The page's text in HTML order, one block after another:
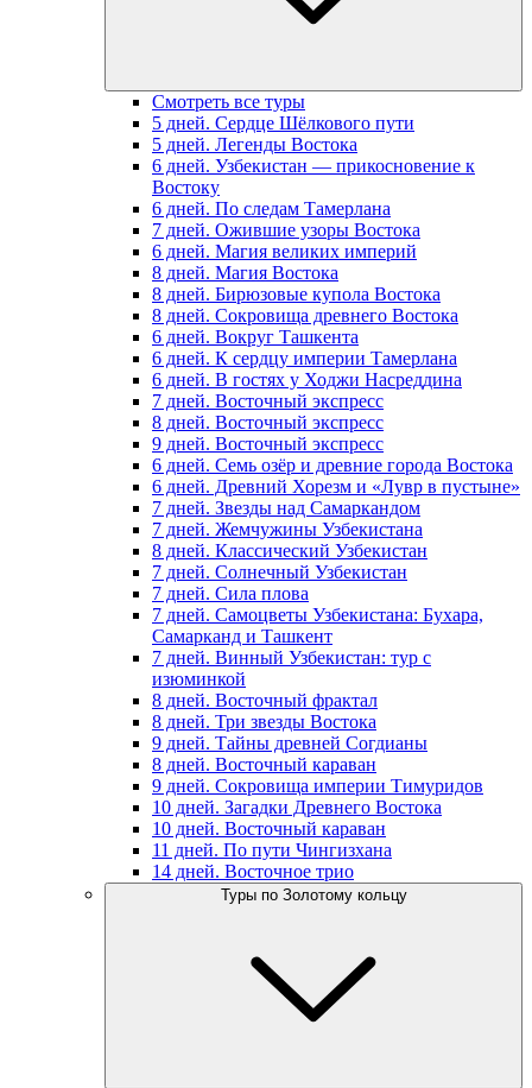
Смотреть все туры
5 дней. Сердце Шёлкового пути
5 дней. Легенды Востока
6 дней. Узбекистан — прикосновение к
Востоку
6 дней. По следам Тамерлана
7 дней. Ожившие узоры Востока
6 дней. Магия великих империй
8 дней. Магия Востока
8 дней. Бирюзовые купола Востока
8 дней. Сокровища древнего Востока
6 дней. Вокруг Ташкента
6 дней. К сердцу империи Тамерлана
6 дней. В гостях у Ходжи Насреддина
7 дней. Восточный экспресс
8 дней. Восточный экспресс
9 дней. Восточный экспресс
6 дней. Семь озёр и древние города Востока
6 дней. Древний Хорезм и «Лувр в пустыне»
7 дней. Звезды над Самаркандом
7 дней. Жемчужины Узбекистана
8 дней. Классический Узбекистан
7 дней. Солнечный Узбекистан
7 дней. Сила плова
7 дней. Самоцветы Узбекистана: Бухара,
Самарканд и Ташкент
7 дней. Винный Узбекистан: тур с
изюминкой
8 дней. Восточный фрактал
8 дней. Три звезды Востока
9 дней. Тайны древней Согдианы
8 дней. Восточный караван
9 дней. Сокровища империи Тимуридов
10 дней. Загадки Древнего Востока
10 дней. Восточный караван
11 дней. По пути Чингизхана
14 дней. Восточное трио
Туры по Золотому кольцу